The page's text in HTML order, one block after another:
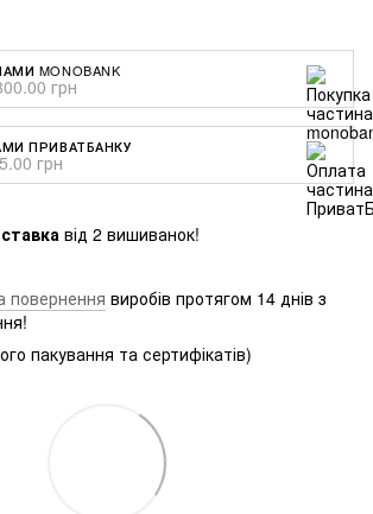
MONOBANK
грн
ПРИВАТБАНКУ
грн
від 2 вишиванок!
повернення виробів протягом 14 днів з
пакування та сертифікатів)